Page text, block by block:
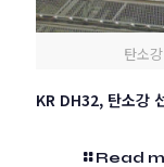
탄소
KR DH32, 탄소강
Read